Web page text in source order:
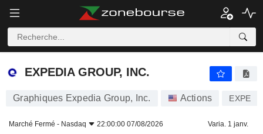
EXPEDIA GROUP, INC.
EXPEDIA GROUP, INC.
Graphiques Expedia Group, Inc. Actions EXPE
Marché Fermé - Nasdaq 22:00:00 07/08/2026 Varia. 1 janv.